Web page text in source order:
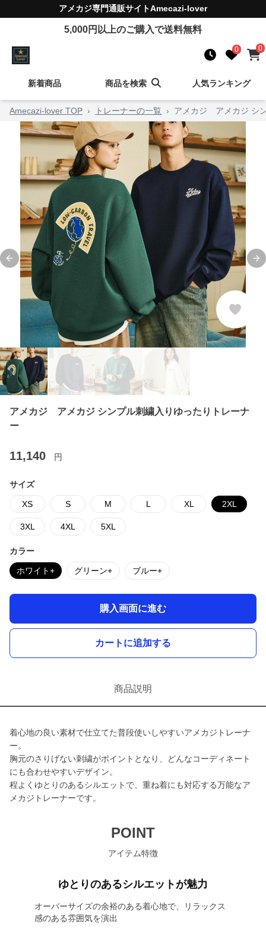
アメカジ専門通販サイトAmecazi-lover
5,000円以上のご購入で送料無料
0 0
新着商品 商品を検索 人気ランキング
Amecazi-lover TOP › トレーナーの一覧 › アメカジ アメカジ シ
Previous slide
アメカジ アメカジ シンプル刺繍入りゆったりトレーナ
ー
11,140 円
サイズ
XS S M L XL 2XL
3XL 4XL 5XL
カラー
ホワイト+ グリーン+ ブルー+
購入画面に進む
カートに追加する
商品説明
着心地の良い素材で仕立てた普段使いしやすいアメカジトレーナ
ー。
胸元のさりげない刺繍がポイントとなり、どんなコーディネート
にも合わせやすいデザイン。
程よくゆとりのあるシルエットで、重ね着にも対応する万能なア
メカジトレーナーです。
POINT
アイテム特徴
ゆとりのあるシルエットが魅力
オーバーサイズの余裕のある着心地で、リラックス
感のある雰囲気を演出